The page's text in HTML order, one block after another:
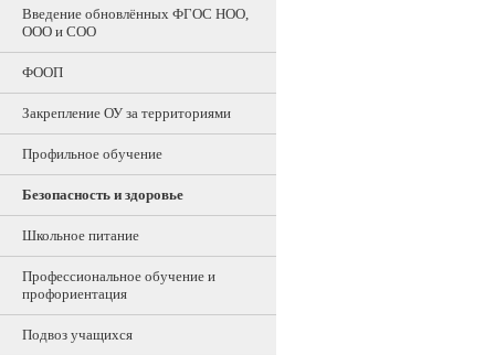
Введение обновлённых ФГОС НОО,
ООО и СОО
ФООП
Закрепление ОУ за территориями
Профильное обучение
Безопасность и здоровье
Школьное питание
Профессиональное обучение и
профориентация
Подвоз учащихся